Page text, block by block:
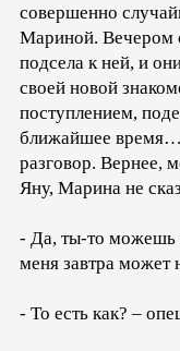
совершенно
Мариной. Вечером
подсела к ней, и
своей новой
поступлением,
ближайшее
разговор. Вернее,
Яну, Марина не
- Да, ты-то можешь
меня завтра может
- То есть как? –